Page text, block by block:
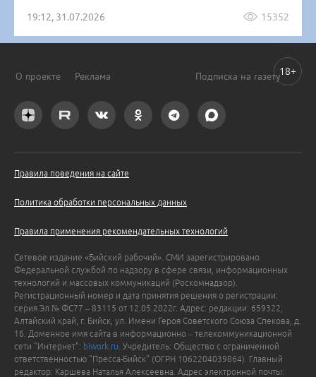
19:12, 31.07.2026 15352
О проекте Реклама Подписка на газету
Правила поведения на сайте
Политика обработки персональных данных
Правила применения рекомендательных технологий
Сетевое издание «Бийский рабочий». СМИ зарегистрировано
Федеральной службой по надзору в сфере связи, информационных
технологий и массовых коммуникаций (Роскомнадзор).
Регистрационный номер и дата принятия решения о регистрации:
серия Эл № ФС77 – 83115 от 12.05.2022г. Адрес: редакции: 659322,
Алтайский край, г. Бийск, ул. Имени Героя Советского Союза Спекова, д.
16. Доменное имя сайта в информационно – телекоммуникационной
сети "Интернет": biwork.ru . Учредитель: Общество с ограниченной
ответственностью "Пресса-Бийск" (ОГРН 1062204039864). Главный
редактор: Каршева Наталья Алексеевна. Адрес электронной почты:
18+